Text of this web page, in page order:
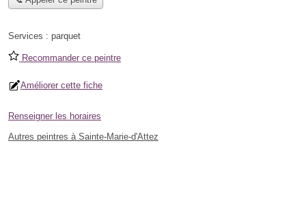
Services : parquet
Recommander ce peintre
Améliorer cette fiche
Renseigner les horaires
Autres peintres à Sainte-Marie-d'Attez